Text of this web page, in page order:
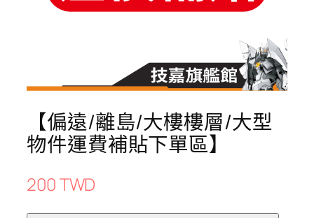
【偏遠/離島/大樓樓層/大型
物件運費補貼下單區】
200 TWD